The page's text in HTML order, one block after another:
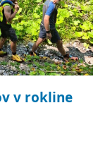
v rokline